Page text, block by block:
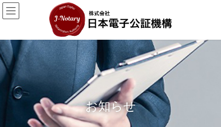
コ
ン
に
移
動
ナ
ビ
ョ
ン
に
お知らせ